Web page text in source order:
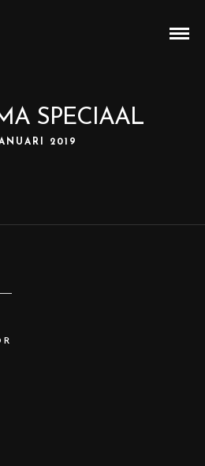
SPECIAAL
2019